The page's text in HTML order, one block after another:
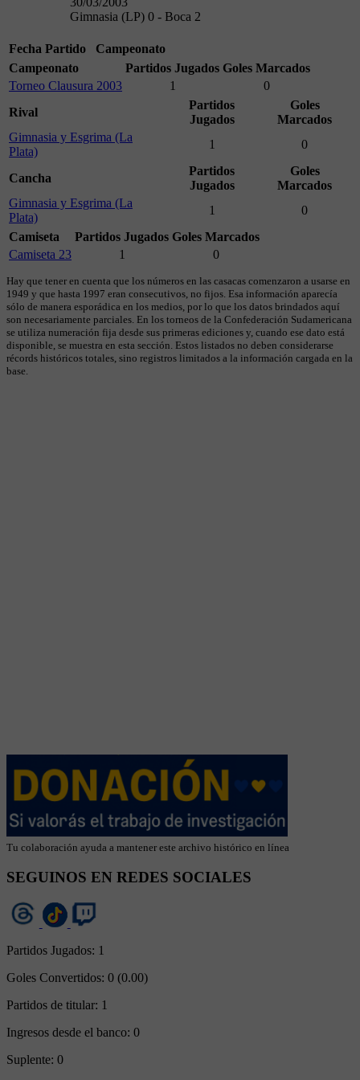
Gimnasia (LP) 0 - Boca 2
Fecha Partido
Campeonato
Campeonato
Partidos Jugados Goles Marcados
Torneo Clausura 2003
1
0
Rival
Partidos
Jugados
Goles
Marcados
Gimnasia y Esgrima (La
Plata)
1 0
Cancha
Partidos
Jugados
Goles
Marcados
Gimnasia y Esgrima (La
Plata)
1
0
Camiseta
Partidos Jugados Goles Marcados
Camiseta 23
1 0
Hay que tener en cuenta que los números en las casacas comenzaron a usarse en
1949 y que hasta 1997 eran consecutivos, no fijos. Esa información aparecía
sólo de manera esporádica en los medios, por lo que los datos brindados aquí
son necesariamente parciales. En los torneos de la Confederación Sudamericana
se utiliza numeración fija desde sus primeras ediciones y, cuando ese dato está
disponible, se muestra en esta sección. Estos listados no deben considerarse
récords históricos totales, sino registros limitados a la información cargada en la
base.
Tu colaboración ayuda a mantener este archivo histórico en línea
SEGUINOS EN REDES SOCIALES
Partidos Jugados: 1
Goles Convertidos: 0 (0.00)
Partidos de titular: 1
Ingresos desde el banco: 0
Suplente: 0